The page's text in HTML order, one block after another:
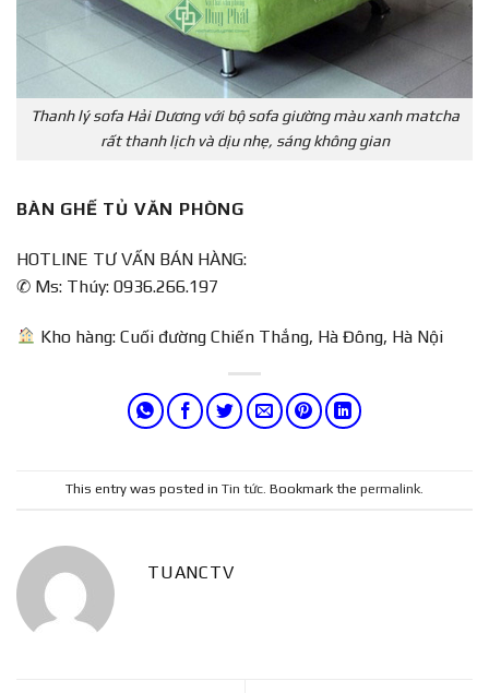
Thanh lý sofa Hải Dương với bộ sofa giường màu xanh matcha
rất thanh lịch và dịu nhẹ, sáng không gian
BÀN GHẾ TỦ VĂN PHÒNG
HOTLINE TƯ VẤN BÁN HÀNG:
✆ Ms: Thúy: 0936.266.197
Kho hàng: Cuối đường Chiến Thắng, Hà Đông, Hà Nội
This entry was posted in Tin tức . Bookmark the permalink
TUANCTV